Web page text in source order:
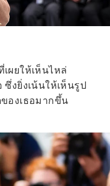
ผยให้เห็นไหล่
ซึ่งยิ่งเน้นให้เห็นรูป
องเธอมากขึ้น